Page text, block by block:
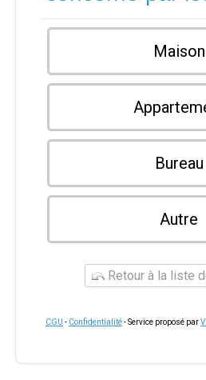
Maison
Bureau
Autre
Retour à la liste
CGU - Confidentialité- Service proposé par